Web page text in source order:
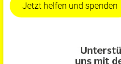
Jetzt helfen und spenden